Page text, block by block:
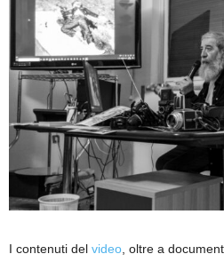
I contenuti del video , oltre a